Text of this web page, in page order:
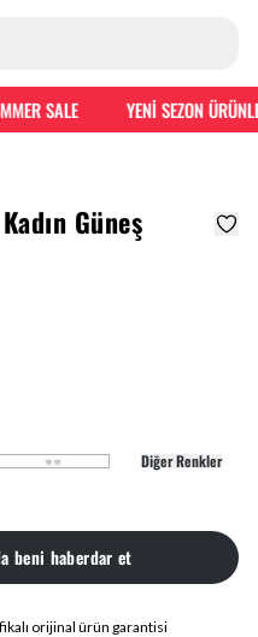
SALE YENİ SEZON
Güneş
Diğer Renkler
beni haberdar et
orijinal ürün garantisi